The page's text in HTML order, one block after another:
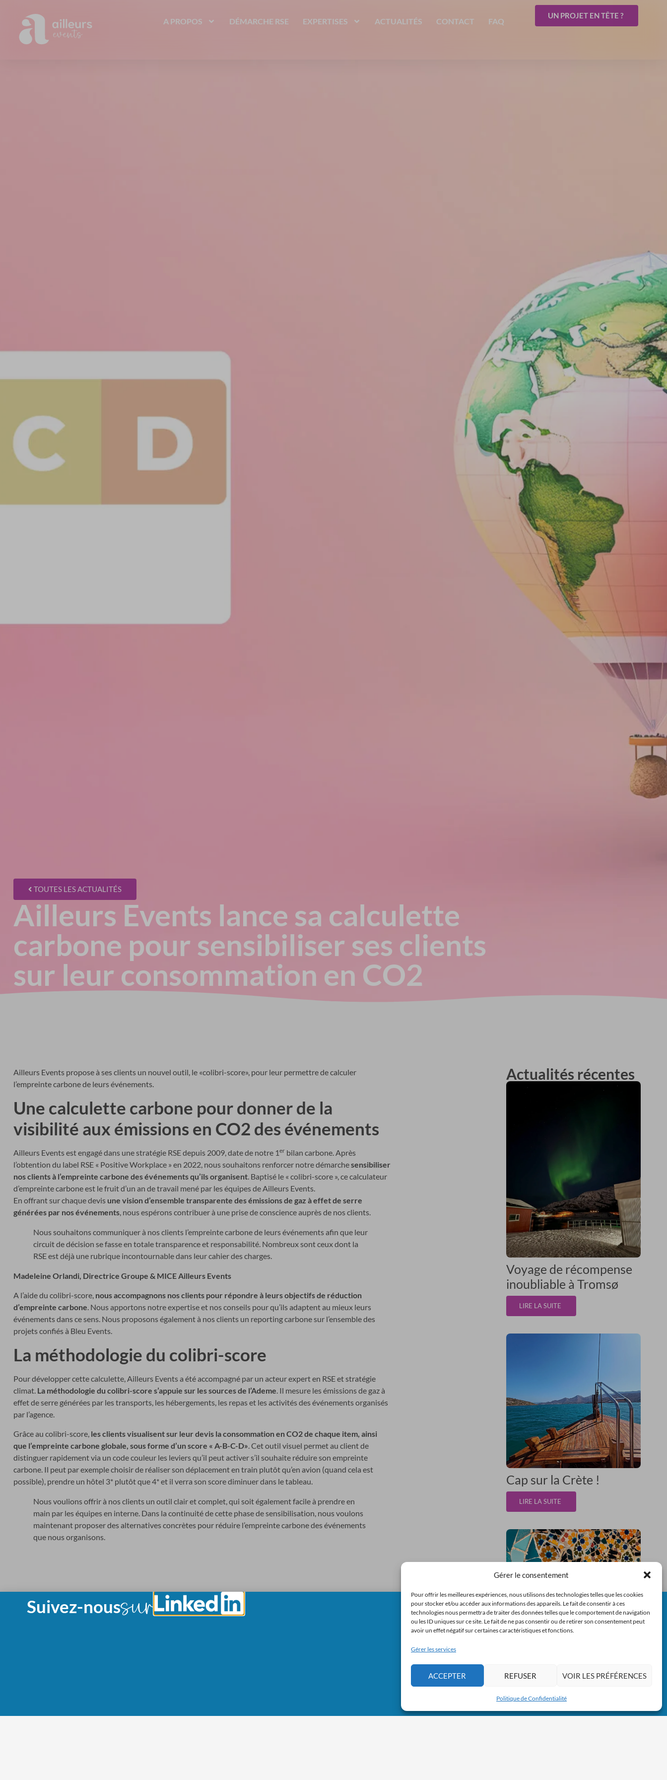
Gérer le consentement
Pour offrir les meilleures expériences, nous utilisons des technologies telles que les cookies
pour stocker et/ou accéder aux informations des appareils. Le fait de consentir à ces
technologies nous permettra de traiter des données telles que le comportement de navigation
ou les ID uniques sur ce site. Le fait de ne pas consentir ou de retirer son consentement peut
avoir un effet négatif sur certaines caractéristiques et fonctions.
Gérer les services
ACCEPTER REFUSER VOIR LES PRÉFÉRENCES
Politique de Confidentialité
A PROPOS DÉMARCHE RSE EXPERTISES ACTUALITÉS CONTACT FAQ
UN PROJET EN TÊTE ?
TOUTES LES ACTUALITÉS
Ailleurs Events lance sa calculette
carbone pour sensibiliser ses clients
sur leur consommation en CO2
Ailleurs Events propose à ses clients un nouvel outil, le «colibri-score», pour leur permettre de calculer
l’empreinte carbone de leurs événements.
Une calculette carbone pour donner de la
visibilité aux émissions en CO2 des événements
Ailleurs Events est engagé dans une stratégie RSE depuis 2009, date de notre 1erbilan carbone. Après
l’obtention du label RSE « Positive Workplace » en 2022, nous souhaitons renforcer notre démarchesensibiliser
nos clients à l’empreinte carbone des événements qu’ils organisent. Baptisé le « colibri-score », ce calculateur
d’empreinte carbone est le fruit d’un an de travail mené par les équipes de Ailleurs Events.
En offrant sur chaque devis une vision d’ensemble transparente des émissions de gaz à effet de serre
générées par nos événements, nous espérons contribuer à une prise de conscience auprès de nos clients.
Nous souhaitons communiquer à nos clients l’empreinte carbone de leurs événements afin que leur
circuit de décision se fasse en totale transparence et responsabilité. Nombreux sont ceux dont la
RSE est déjà une rubrique incontournable dans leur cahier des charges.
Madeleine Orlandi, Directrice Groupe & MICE Ailleurs Events
A l’aide du colibri-score, nous accompagnons nos clients pour répondre à leurs objectifs de réduction
d’empreinte carbone . Nous apportons notre expertise et nos conseils pour qu’ils adaptent au mieux leurs
événements dans ce sens. Nous proposons également à nos clients un reporting carbone sur l’ensemble des
projets confiés à Bleu Events.
La méthodologie du colibri-score
Pour développer cette calculette, Ailleurs Events a été accompagné par un acteur expert en RSE et stratégie
climat. La méthodologie du colibri-score s’appuie sur les sources de l’Ademe. Il mesure les émissions de gaz à
effet de serre générées par les transports, les hébergements, les repas et les activités des événements organisés
par l’agence.
Grâce au colibri-score, les clients visualisent sur leur devis la consommation en CO2 de chaque item, ainsi
que l’empreinte carbone globale, sous forme d’un score « A-B-C-D» . Cet outil visuel permet au client de
distinguer rapidement via un code couleur les leviers qu’il peut activer s’il souhaite réduire son empreinte
carbone. Il peut par exemple choisir de réaliser son déplacement en train plutôt qu’en avion (quand cela est
possible), prendre un hôtel 3* plutôt que 4* et il verra son score diminuer dans le tableau.
Nous voulions offrir à nos clients un outil clair et complet, qui soit également facile à prendre en
main par les équipes en interne. Dans la continuité de cette phase de sensibilisation, nous voulons
maintenant proposer des alternatives concrètes pour réduire l’empreinte carbone des événements
que nous organisons.
Actualités récentes
Voyage de récompense
inoubliable à Tromsø
LIRE LA SUITE
Cap sur la Crète !
LIRE LA SUITE
Escapade Barcelonaise
Suivez-noussur